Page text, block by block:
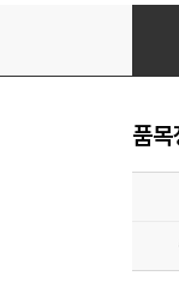
연
품목